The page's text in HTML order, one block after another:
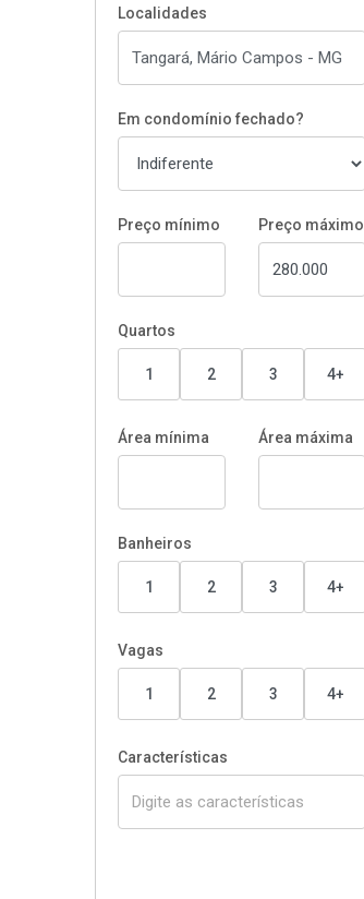
Localidades
Em condomínio fechado?
Preço mínimo Preço máximo
Quartos
1 2 3 4+
Área mínima Área máxima
Banheiros
1 2 3 4+
Vagas
1 2 3 4+
Características